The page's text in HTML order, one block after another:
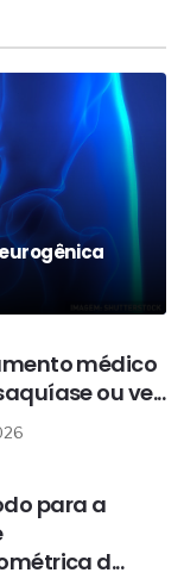
médico
ou ve...
para a
d...